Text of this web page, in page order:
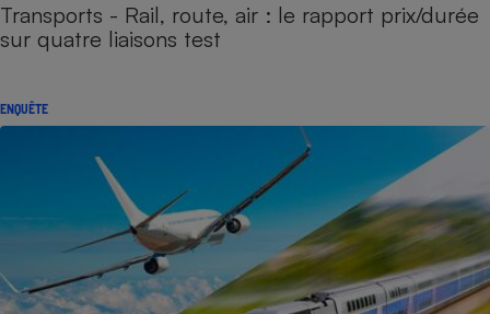
Transports - Rail, route, air : le rapport prix/durée
sur quatre liaisons test
ENQUÊTE